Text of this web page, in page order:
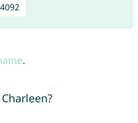
4092
.